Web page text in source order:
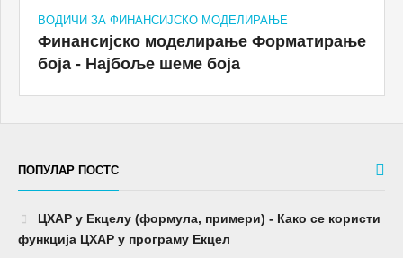
ВОДИЧИ ЗА ФИНАНСИЈСКО МОДЕЛИРАЊЕ
Финансијско моделирање Форматирање
боја - Најбоље шеме боја
ПОПУЛАР ПОСТС
ЦХАР у Екцелу (формула, примери) - Како се користи
функција ЦХАР у програму Екцел